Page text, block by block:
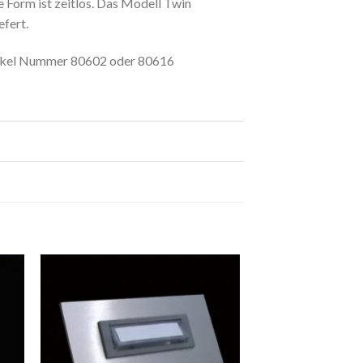
Form ist zeitlos. Das Modell Twin
Nummer 80602 oder 80616